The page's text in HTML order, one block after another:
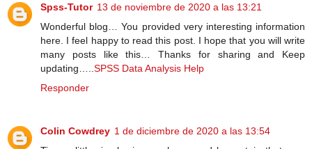
Spss-Tutor 13 de noviembre de 2020 a las 13:21
Wonderful blog… You provided very interesting information
here. I feel happy to read this post. I hope that you will write
many posts like this… Thanks for sharing and Keep
updating….. SPSS Data Analysis Help
Responder
Colin Cowdrey 1 de diciembre de 2020 a las 13:54